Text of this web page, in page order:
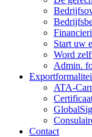
Start uw
Word
Admin.
ATA-
Contact